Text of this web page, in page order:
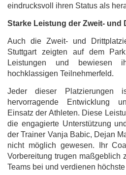
eindrucksvoll ihren Status als
Starke Leistung der Zweit- und
Auch die Zweit- und
Stuttgart zeigten auf dem
Leistungen und bewiesen
hochklassigen Teilnehmerfeld.
Jeder dieser
hervorragende Entwicklung
Einsatz der Athleten. Diese
die engagierte Unterstützung
der Trainer Vanja Babic, Dejan
nicht möglich gewesen. Ihr
Vorbereitung trugen maßgeblich
Teams bei und verdienen